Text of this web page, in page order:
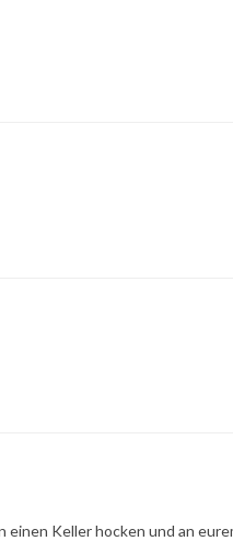
einen Keller hocken und an